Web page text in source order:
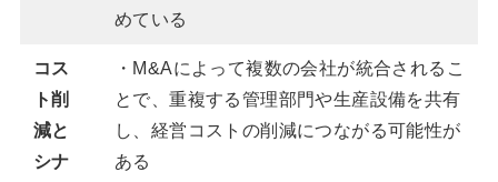
めている
コス
ト削
減と
シナ
・M&Aによって複数の会社が統合されるこ
とで、重複する管理部門や生産設備を共有
し、経営コストの削減につながる可能性が
ある